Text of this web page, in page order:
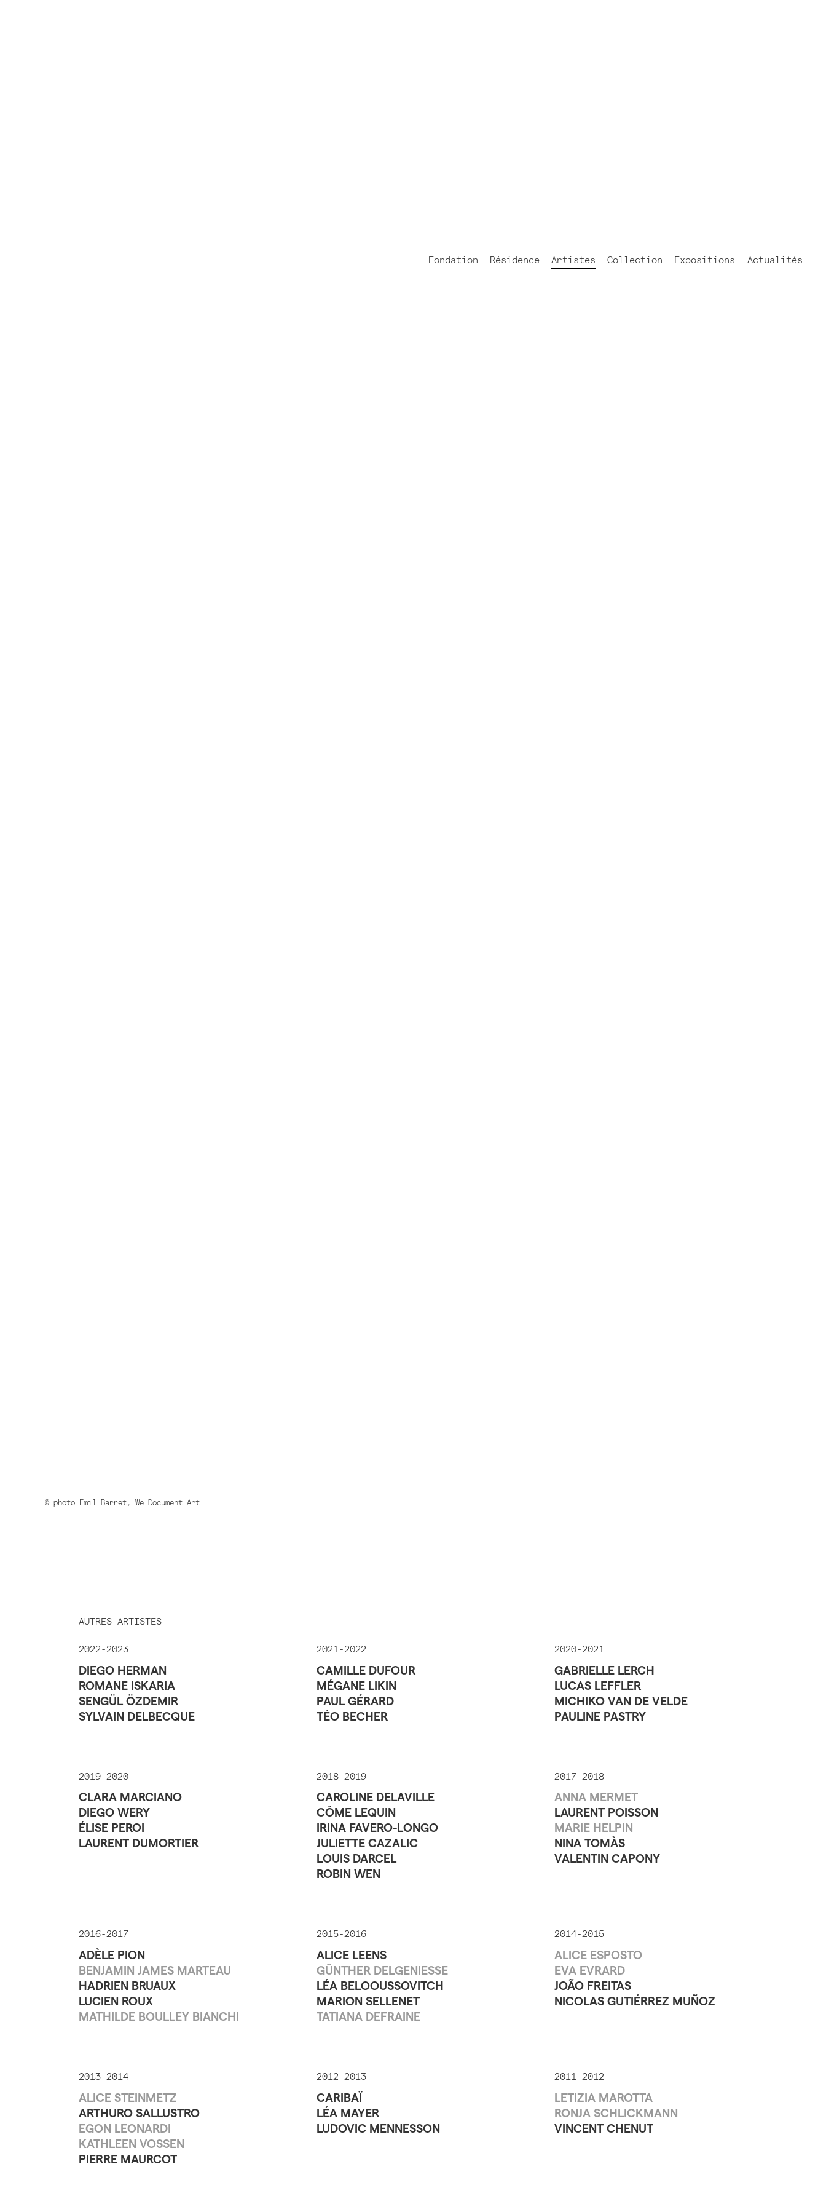
Fondation Résidence Artistes Collection Expositions Actualités
© photo Emil Barret, We Document Art
AUTRES ARTISTES
2022-2023
DIEGO HERMAN
ROMANE ISKARIA
SENGÜL ÖZDEMIR
SYLVAIN DELBECQUE
2021-2022
CAMILLE DUFOUR
MÉGANE LIKIN
PAUL GÉRARD
TÉO BECHER
2020-2021
GABRIELLE LERCH
LUCAS LEFFLER
MICHIKO VAN DE VELDE
PAULINE PASTRY
2019-2020
CLARA MARCIANO
DIEGO WERY
ÉLISE PEROI
LAURENT DUMORTIER
2018-2019
CAROLINE DELAVILLE
CÔME LEQUIN
IRINA FAVERO-LONGO
JULIETTE CAZALIC
LOUIS DARCEL
ROBIN WEN
2017-2018
ANNA MERMET
LAURENT POISSON
MARIE HELPIN
NINA TOMÀS
VALENTIN CAPONY
2016-2017
ADÈLE PION
BENJAMIN JAMES MARTEAU
HADRIEN BRUAUX
LUCIEN ROUX
MATHILDE BOULLEY BIANCHI
2015-2016
ALICE LEENS
GÜNTHER DELGENIESSE
LÉA BELOOUSSOVITCH
MARION SELLENET
TATIANA DEFRAINE
2014-2015
ALICE ESPOSTO
EVA EVRARD
JOÃO FREITAS
NICOLAS GUTIÉRREZ MUÑOZ
2013-2014
ALICE STEINMETZ
ARTHURO SALLUSTRO
EGON LEONARDI
KATHLEEN VOSSEN
PIERRE MAURCOT
2012-2013
CARIBAÏ
LÉA MAYER
LUDOVIC MENNESSON
2011-2012
LETIZIA MAROTTA
RONJA SCHLICKMANN
VINCENT CHENUT